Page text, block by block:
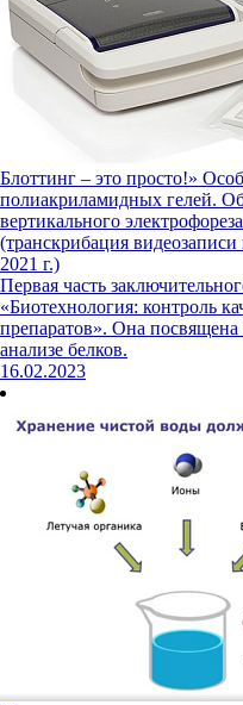
Блоттинг – это просто!»
полиакриламидных гелей.
вертикального
(транскрибация
2021 г.)
Первая часть
«Биотехнология: контроль
препаратов». Она
анализе белков.
16.02.2023